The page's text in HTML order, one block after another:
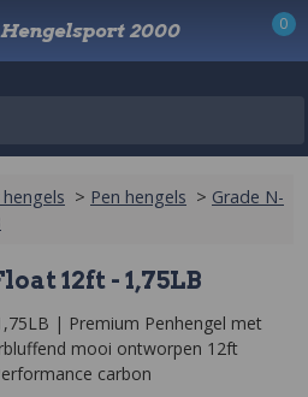
Hengelsport 2000 0
> Pen hengels > Grade N-
12ft - 1,75LB
| Premium Penhengel met
mooi ontworpen 12ft
carbon